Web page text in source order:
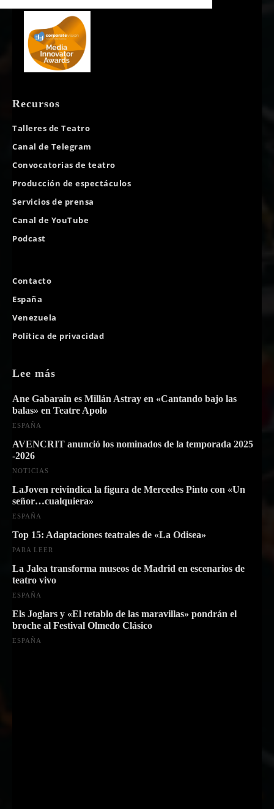
Recursos
Talleres de Teatro
Canal de Telegram
Convocatorias de teatro
Producción de espectáculos
Servicios de prensa
Canal de YouTube
Podcast
Contacto
España
Venezuela
Política de privacidad
Lee más
Ane Gabarain es Millán Astray en «Cantando bajo las
balas» en Teatre Apolo
ESPAÑA
AVENCRIT anunció los nominados de la temporada 2025
-2026
NOTICIAS
LaJoven reivindica la figura de Mercedes Pinto con «Un
señor…cualquiera»
ESPAÑA
Top 15: Adaptaciones teatrales de «La Odisea»
PARA LEER
La Jalea transforma museos de Madrid en escenarios de
teatro vivo
ESPAÑA
Els Joglars y «El retablo de las maravillas» pondrán el
broche al Festival Olmedo Clásico
ESPAÑA